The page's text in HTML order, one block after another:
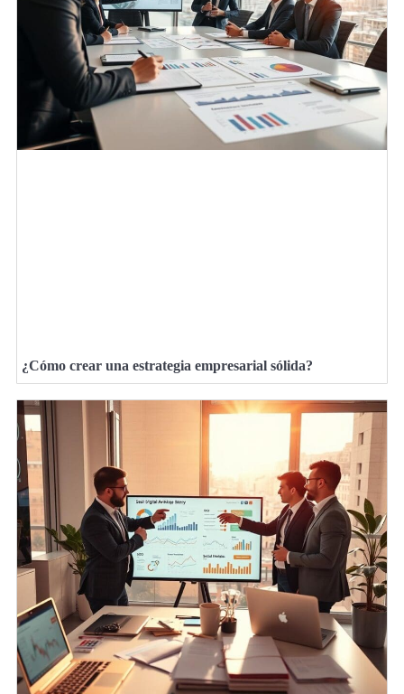
¿Cómo crear una estrategia empresarial sólida?